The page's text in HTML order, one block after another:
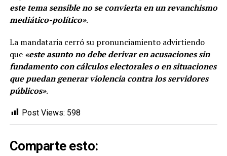
este tema sensible no se convierta en un revanchismo
mediático-político».
La mandataria cerró su pronunciamiento advirtiendo
que «este asunto no debe derivar en acusaciones sin
fundamento con cálculos electorales o en situaciones
que puedan generar violencia contra los servidores
públicos».
Post Views: 598
Comparte esto: